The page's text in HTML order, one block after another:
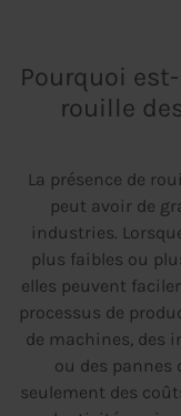
Pourquoi
rouille
La présence de
peut avoir de
industries.
plus faibles ou
elles peuvent
processus de
de machines, des
ou des pannes
seulement des